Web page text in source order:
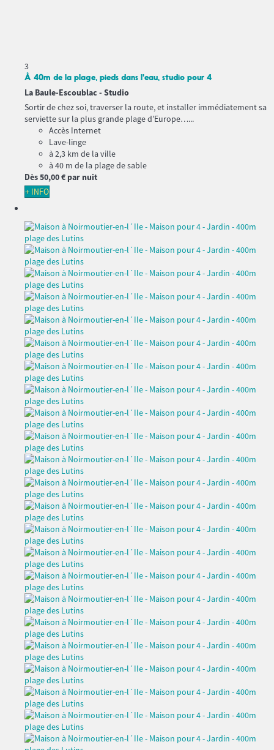
3
À 40m de la plage, pieds dans l'eau, studio pour 4
La Baule-Escoublac - Studio
Sortir de chez soi, traverser la route, et installer immédiatement sa
serviette sur la plus grande plage d’Europe…...
Accès Internet
Lave-linge
à 2,3 km de la ville
à 40 m de la plage de sable
Dès50,00 € par nuit
+ INFO